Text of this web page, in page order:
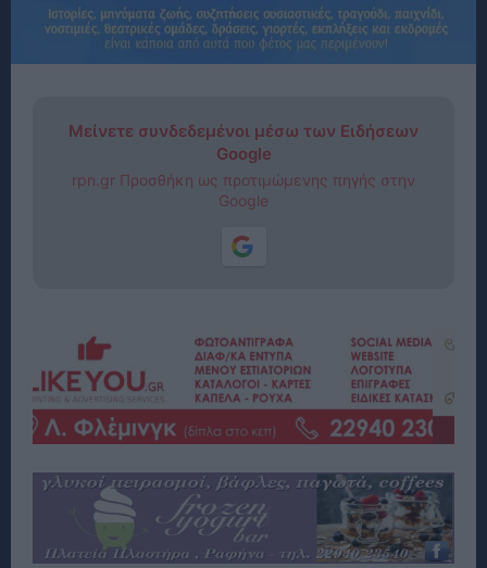
Μείνετε συνδεδεμένοι μέσω των Ειδήσεων
Google
rpn.gr Προσθήκη ως προτιμώμενης πηγής στην
Google